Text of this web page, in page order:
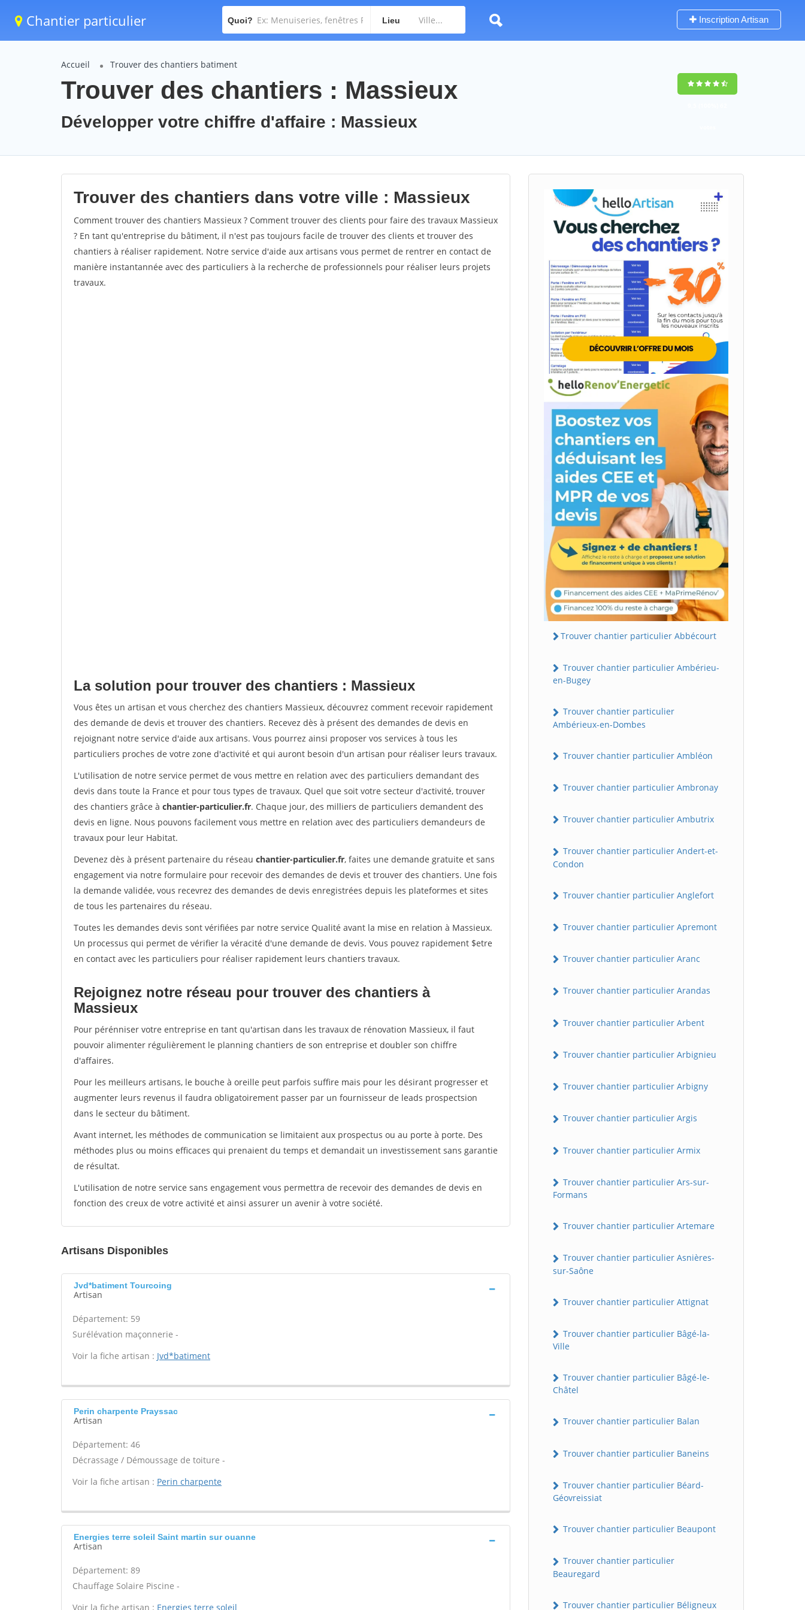
Chantier particulier Quoi? Lieu Inscription Artisan
Accueil Trouver des chantiers batiment
Trouver des chantiers : Massieux
Développer votre chiffre d'affaire : Massieux
Trouver des chantiers dans votre ville : Massieux
Comment trouver des chantiers Massieux ? Comment trouver des clients pour faire des travaux Massieux
? En tant qu'entreprise du bâtiment, il n'est pas toujours facile de trouver des clients et trouver des
chantiers à réaliser rapidement. Notre service d'aide aux artisans vous permet de rentrer en contact de
manière instantannée avec des particuliers à la recherche de professionnels pour réaliser leurs projets
travaux.
La solution pour trouver des chantiers : Massieux
Vous êtes un artisan et vous cherchez des chantiers Massieux, découvrez comment recevoir rapidement
des demande de devis et trouver des chantiers. Recevez dès à présent des demandes de devis en
rejoignant notre service d'aide aux artisans. Vous pourrez ainsi proposer vos services à tous les
particuliers proches de votre zone d'activité et qui auront besoin d'un artisan pour réaliser leurs travaux.
L'utilisation de notre service permet de vous mettre en relation avec des particuliers demandant des
devis dans toute la France et pour tous types de travaux. Quel que soit votre secteur d'activité, trouver
des chantiers grâce à chantier-particulier.fr. Chaque jour, des milliers de particuliers demandent des
devis en ligne. Nous pouvons facilement vous mettre en relation avec des particuliers demandeurs de
travaux pour leur Habitat.
Devenez dès à présent partenaire du réseau chantier-particulier.fr, faites une demande gratuite et sans
engagement via notre formulaire pour recevoir des demandes de devis et trouver des chantiers. Une fois
la demande validée, vous recevrez des demandes de devis enregistrées depuis les plateformes et sites
de tous les partenaires du réseau.
Toutes les demandes devis sont vérifiées par notre service Qualité avant la mise en relation à Massieux.
Un processus qui permet de vérifier la véracité d'une demande de devis. Vous pouvez rapidement $etre
en contact avec les particuliers pour réaliser rapidement leurs chantiers travaux.
Rejoignez notre réseau pour trouver des chantiers à
Massieux
Pour pérénniser votre entreprise en tant qu'artisan dans les travaux de rénovation Massieux, il faut
pouvoir alimenter régulièrement le planning chantiers de son entreprise et doubler son chiffre
d'affaires.
Pour les meilleurs artisans, le bouche à oreille peut parfois suffire mais pour les désirant progresser et
augmenter leurs revenus il faudra obligatoirement passer par un fournisseur de leads prospectsion
dans le secteur du bâtiment.
Avant internet, les méthodes de communication se limitaient aux prospectus ou au porte à porte. Des
méthodes plus ou moins efficaces qui prenaient du temps et demandait un investissement sans garantie
de résultat.
L'utilisation de notre service sans engagement vous permettra de recevoir des demandes de devis en
fonction des creux de votre activité et ainsi assurer un avenir à votre société.
Artisans Disponibles
Jvd*batiment Tourcoing
Artisan
Département: 59
Surélévation maçonnerie -
Voir la fiche artisan : Jvd*batiment
Perin charpente Prayssac
Artisan
Département: 46
Décrassage / Démoussage de toiture -
Voir la fiche artisan : Perin charpente
Energies terre soleil Saint martin sur ouanne
Artisan
Département: 89
Chauffage Solaire Piscine -
Voir la fiche artisan : Energies terre soleil
Trouver chantier particulier Abbécourt
Trouver chantier particulier Ambérieu-
en-Bugey
Trouver chantier particulier
Ambérieux-en-Dombes
Trouver chantier particulier Ambléon
Trouver chantier particulier Ambronay
Trouver chantier particulier Ambutrix
Trouver chantier particulier Andert-et-
Condon
Trouver chantier particulier Anglefort
Trouver chantier particulier Apremont
Trouver chantier particulier Aranc
Trouver chantier particulier Arandas
Trouver chantier particulier Arbent
Trouver chantier particulier Arbignieu
Trouver chantier particulier Arbigny
Trouver chantier particulier Argis
Trouver chantier particulier Armix
Trouver chantier particulier Ars-sur-
Formans
Trouver chantier particulier Artemare
Trouver chantier particulier Asnières-
sur-Saône
Trouver chantier particulier Attignat
Trouver chantier particulier Bâgé-la-
Ville
Trouver chantier particulier Bâgé-le-
Châtel
Trouver chantier particulier Balan
Trouver chantier particulier Baneins
Trouver chantier particulier Béard-
Géovreissiat
Trouver chantier particulier Beaupont
Trouver chantier particulier
Beauregard
Trouver chantier particulier Béligneux